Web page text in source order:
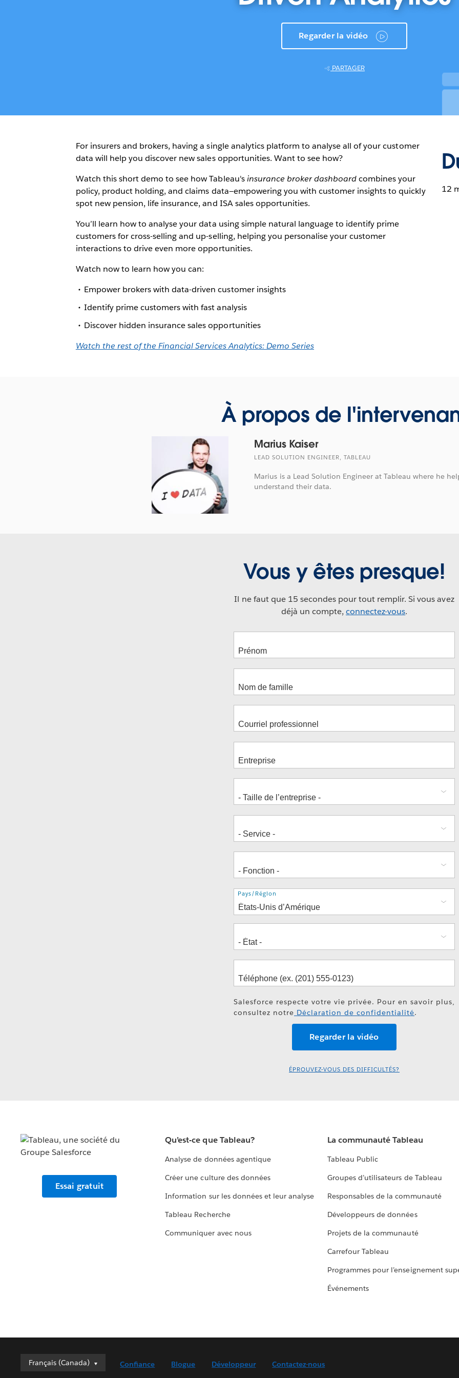
Regarder la vidéo
PARTAGER
For insurers and brokers, having a single analytics platform to analyse all of your customer
data will help you discover new sales opportunities. Want to see how?
Watch this short demo to see how Tableau'sinsurance broker dashboardcombines your
policy, product holding, and claims data—empowering you with customer insights to quickly
spot new pension, life insurance, and ISA sales opportunities.
You’ll learn how to analyse your data using simple natural language to identify prime
customers for cross-selling and up-selling, helping you personalise your customer
interactions to drive even more opportunities.
Watch now to learn how you can:
Empower brokers with data-driven customer insights
Identify prime customers with fast analysis
Discover hidden insurance sales opportunities
Watch the rest of the Financial Services Analytics: Demo Series
12
À propos de
Marius Kaiser
LEAD SOLUTION ENGINEER, TABLEAU
Marius is a Lead Solution Engineer at Tableau where he
understand their data.
Vous y êtes presque!
Il ne faut que 15 secondes pour tout remplir. Si vous avez
déjà un compte, connectez-vous.
Adresse
Pays/Région
Salesforce respecte votre vie privée. Pour en savoir plus,
consultez notre Déclaration de confidentialité.
ÉPROUVEZ-VOUS DES DIFFICULTÉS?
Essai gratuit
Qu’est-ce que Tableau?
Analyse de données agentique
Créer une culture des données
Information sur les données et leur analyse
Tableau Recherche
Communiquer avec nous
La communauté Tableau
Tableau Public
Groupes d’utilisateurs de Tableau
Responsables de la communauté
Développeurs de données
Projets de la communauté
Carrefour Tableau
Programmes pour l’enseignement
Événements
Français (Canada)
Français (Canada)
Confiance Blogue Développeur Contactez-nous